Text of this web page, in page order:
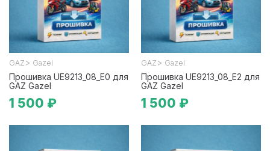
GAZ > Gazel
Прошивка UE9213_08_E0 для
GAZ Gazel
1 500 ₽
GAZ > Gazel
Прошивка UE9213_08_E2 для
GAZ Gazel
1 500 ₽